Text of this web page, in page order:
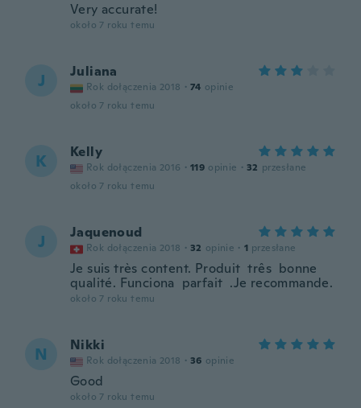
Very accurate!
około 7 roku temu
J Juliana
Rok dołączenia 2018 · 74 opinie
około 7 roku temu
K Kelly
Rok dołączenia 2016 · 119 opinie · 32 przesłane
około 7 roku temu
J Jaquenoud
Rok dołączenia 2018 · 32 opinie · 1 przesłane
Je suis très content. Produit três bonne
qualité. Funciona parfait .Je recommande.
około 7 roku temu
N Nikki
Rok dołączenia 2018 · 36 opinie
Good
około 7 roku temu